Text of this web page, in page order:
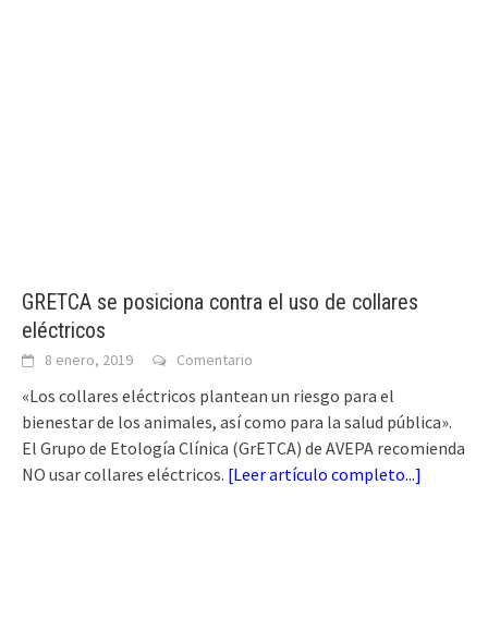
GRETCA se posiciona contra el uso de collares
eléctricos
8 enero, 2019 Comentario
«Los collares eléctricos plantean un riesgo para el
bienestar de los animales, así como para la salud pública».
El Grupo de Etología Clínica (GrETCA) de AVEPA recomienda
NO usar collares eléctricos. [Leer artículo completo...]